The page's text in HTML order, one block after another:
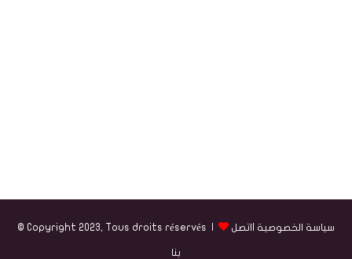
© Copyright 2023, Tous droits réservés | سياسة الخصوصية اتصل
بنا